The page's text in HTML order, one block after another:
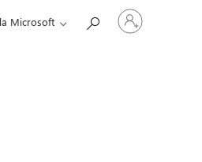
Microsoft
Logga
in